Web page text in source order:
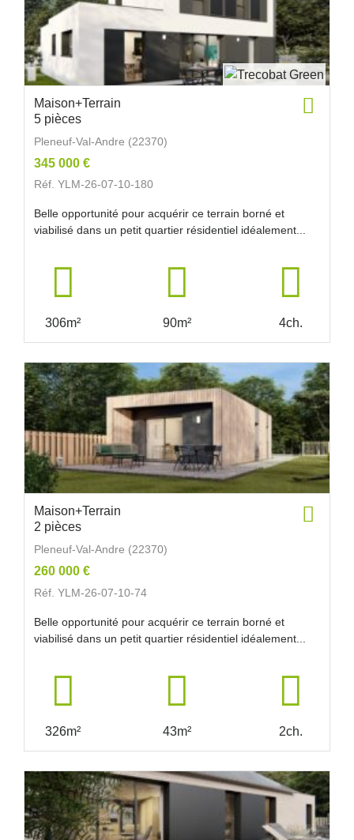
Maison+Terrain
5 pièces
Pleneuf-Val-Andre (22370)
345 000 €
Réf. YLM-26-07-10-180
Belle opportunité pour acquérir ce terrain borné et
viabilisé dans un petit quartier résidentiel idéalement...
306m² 90m² 4ch.
Maison+Terrain
2 pièces
Pleneuf-Val-Andre (22370)
260 000 €
Réf. YLM-26-07-10-74
Belle opportunité pour acquérir ce terrain borné et
viabilisé dans un petit quartier résidentiel idéalement...
326m² 43m² 2ch.